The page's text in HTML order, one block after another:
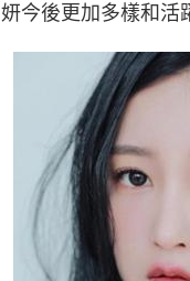
妍今後更加多樣和活